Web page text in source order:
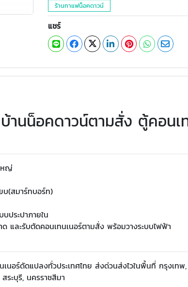
ร้านกาแฟน็อคดาวน์
แชร์
านน็อคดาวน์ตามสั่ง ตู้คอนเ
หญ่
บ(สมาร์ทบอร์ท)
ประปาภายใน
และรับตัดคอนเทนเนอร์ตามสั่ง พร้อมวางระบบไฟฟ้า
นอร์ดัดแปลงทั่วประเทศไทย ส่งด่วนส่งไวในพื้นที่ กรุงเ
ระบุรี, นครราชสีมา